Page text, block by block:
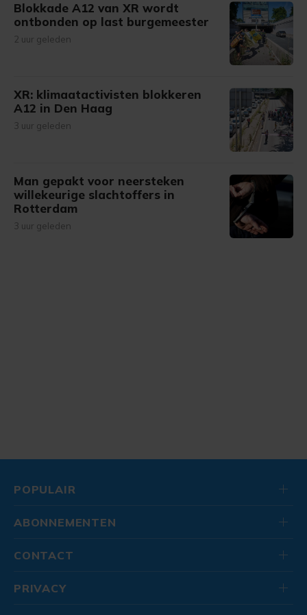
Blokkade A12 van XR wordt
ontbonden op last burgemeester
2 uur geleden
XR: klimaatactivisten blokkeren
A12 in Den Haag
3 uur geleden
Man gepakt voor neersteken
willekeurige slachtoffers in
Rotterdam
3 uur geleden
POPULAIR
ABONNEMENTEN
CONTACT
PRIVACY